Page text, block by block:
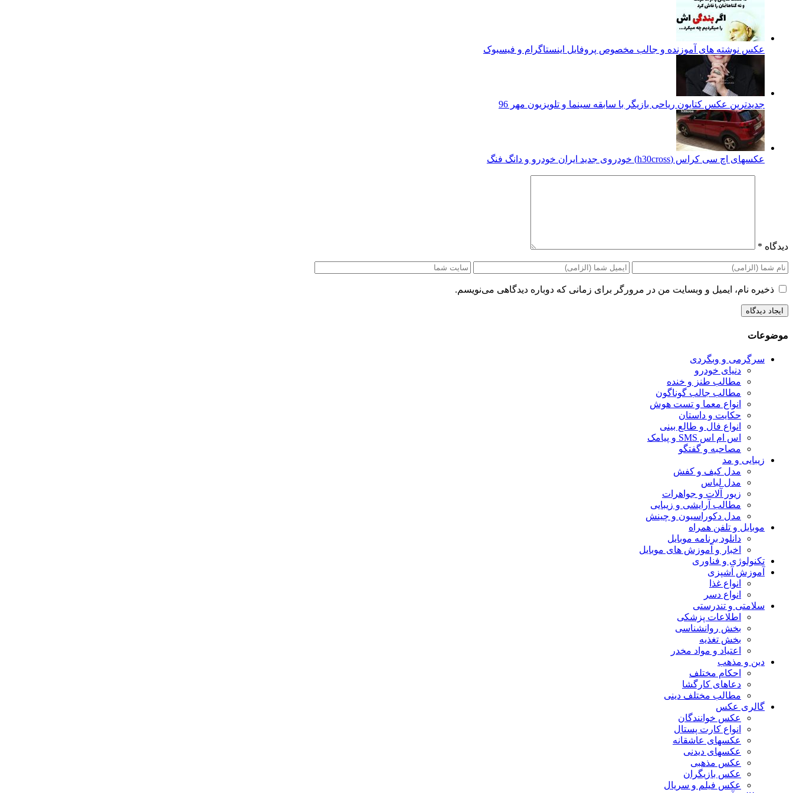
عکس نوشته های آموزنده و جالب مخصوص پروفایل اینستاگرام و فیسبوک
جدیدترین عکس کتایون ریاحی بازیگر با سابقه سینما و تلویزیون مهر 96
عکسهای اچ سی کراس (h30cross) خودروی جدید ایران خودرو و دانگ فنگ
دیدگاه *
ذخیره نام، ایمیل و وبسایت من در مرورگر برای زمانی که دوباره دیدگاهی می‌نویسم.
موضوعات
سرگرمی و وبگردی
دنیای خودرو
مطالب طنز و خنده
مطالب جالب گوناگون
انواع معما و تست هوش
حکایت و داستان
انواع فال و طالع بینی
اس ام اس SMS و پیامک
مصاحبه و گفتگو
زیبایی و مد
مدل کیف و کفش
مدل لباس
زیور آلات و جواهرات
مطالب آرایشی و زیبایی
مدل دکوراسیون و چینش
موبایل و تلفن همراه
دانلود برنامه موبایل
اخبار و آموزش های موبایل
تکنولوژی و فناوری
آموزش آشپزی
انواع غذا
انواع دسر
سلامتی و تندرستی
اطلاعات پزشکی
بخش روانشناسی
بخش تغذیه
اعتیاد و مواد مخدر
دین و مذهب
احکام مختلف
دعاهای کارگشا
مطالب مختلف دینی
گالری عکس
عکس خوانندگان
انواع کارت پستال
عکسهای عاشقانه
عکسهای دیدنی
عکس مذهبی
عکس بازیگران
عکس فیلم و سریال